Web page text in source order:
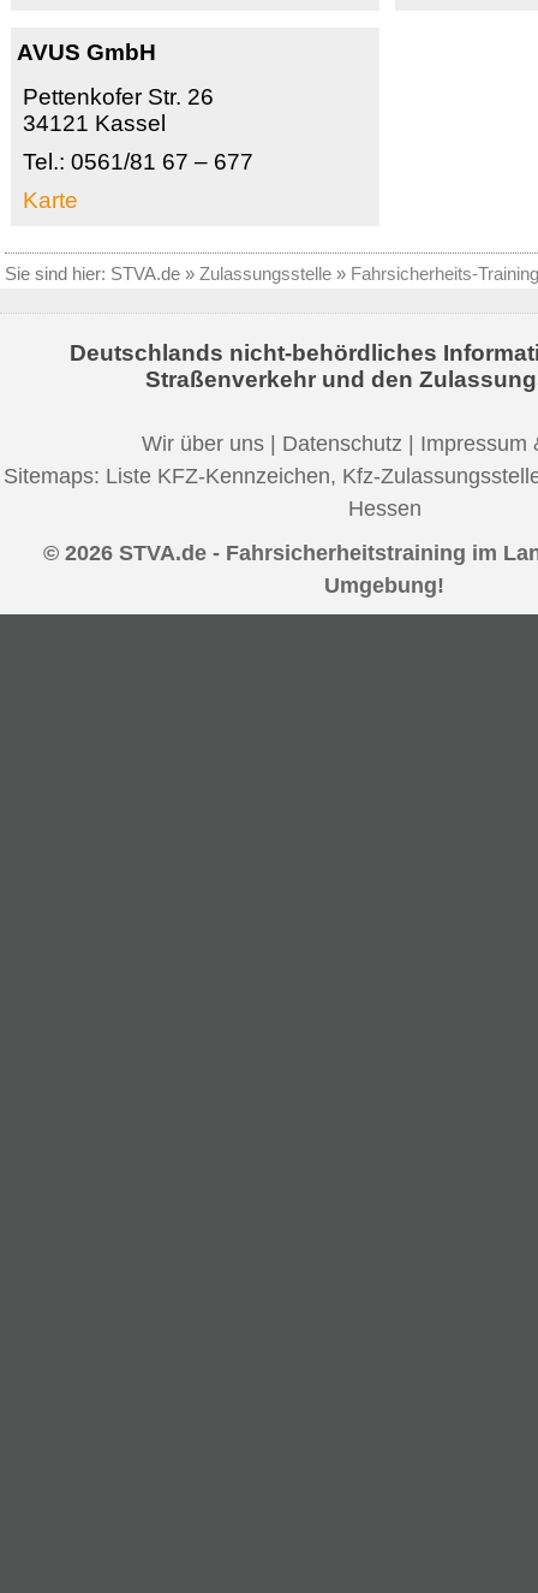
AVUS GmbH
Pettenkofer Str. 26
34121 Kassel
Tel.: 0561/81 67 – 677
Karte
Sie sind hier: STVA.de » Zulassungsstelle » Fahrsicherheits-
Deutschlands nicht-behördliches
Straßenverkehr und den
Wir über uns | Datenschutz | Impressum
Sitemaps: Liste KFZ-Kennzeichen, Kfz-
Hessen
© 2026 STVA.de - Fahrsicherheitstraining im
Umgebung!